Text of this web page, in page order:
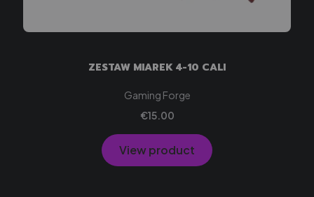
ZESTAW MIAREK 4-10 CALI
Manufacturer
Gaming Forge
Price
€15.00
View product